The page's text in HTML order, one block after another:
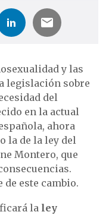
y las
legislación sobre
del
en la actual
ahora
la de la ley del
Montero, que
este cambio.
la ley